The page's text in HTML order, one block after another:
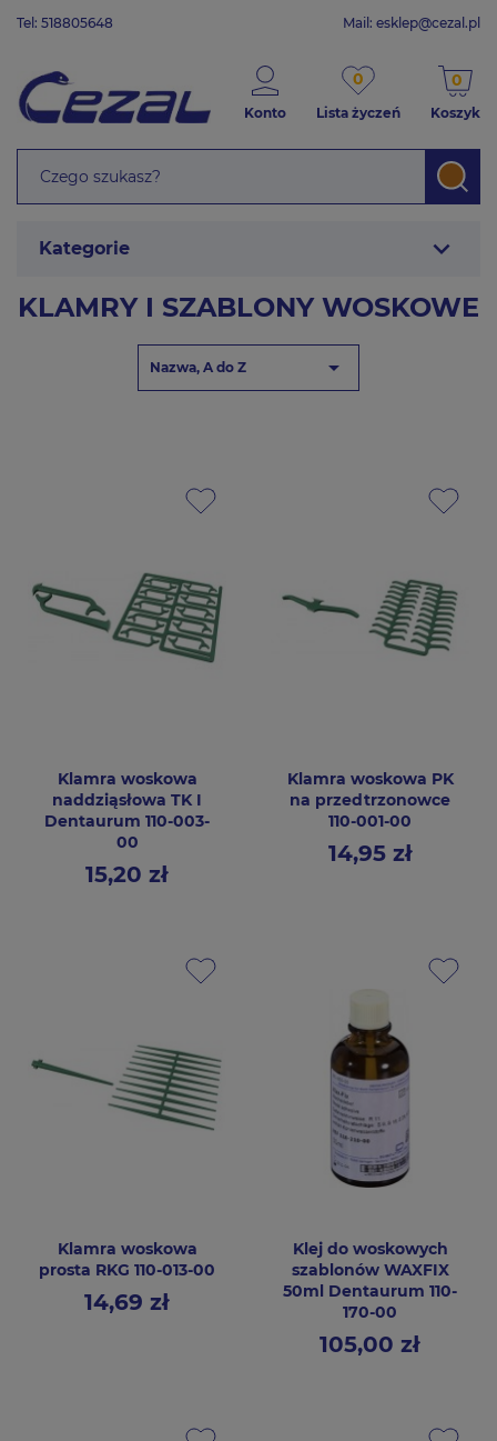
Tel: 518805648 Mail: esklep@cezal.pl
Konto
0
Lista życzeń
0
Koszyk
Kategorie expand_more
KLAMRY I SZABLONY WOSKOWE
Nazwa, A do Z 
Klamra woskowa
naddziąsłowa TK I
Dentaurum 110-003-
00
15,20 zł
Klamra woskowa PK
na przedtrzonowce
110-001-00
14,95 zł
Klamra woskowa
prosta RKG 110-013-00
Cena14,69 zł
Klej do woskowych
szablonów WAXFIX
50ml Dentaurum 110-
170-00
Cena105,00 zł